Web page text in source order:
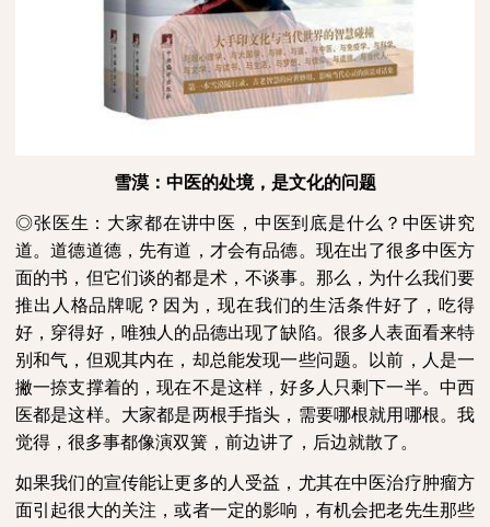
雪漠：中医的处境，是文化的问题
◎张医生：大家都在讲中医，中医到底是什么？中医讲究
道。道德道德，先有道，才会有品德。现在出了很多中医方
面的书，但它们谈的都是术，不谈事。那么，为什么我们要
推出人格品牌呢？因为，现在我们的生活条件好了，吃得
好，穿得好，唯独人的品德出现了缺陷。很多人表面看来特
别和气，但观其内在，却总能发现一些问题。以前，人是一
撇一捺支撑着的，现在不是这样，好多人只剩下一半。中西
医都是这样。大家都是两根手指头，需要哪根就用哪根。我
觉得，很多事都像演双簧，前边讲了，后边就散了。
如果我们的宣传能让更多的人受益，尤其在中医治疗肿瘤方
面引起很大的关注，或者一定的影响，有机会把老先生那些